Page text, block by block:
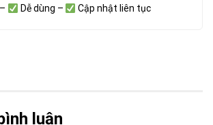
Dễ dùng – Cập nhật liên tục
luận